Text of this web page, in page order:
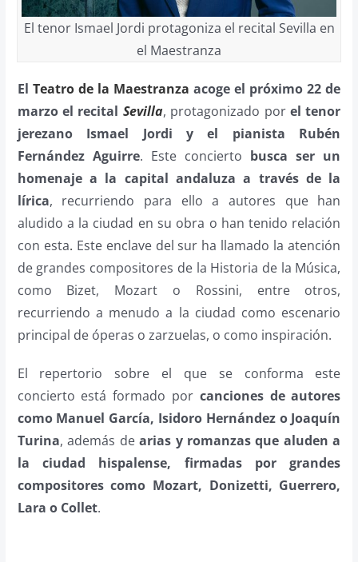
El tenor Ismael Jordi protagoniza el recital Sevilla en
el Maestranza
El Teatro de la Maestranza acoge el próximo 22 de
marzo el recital Sevilla, protagonizado por el tenor
jerezano Ismael Jordi y el pianista Rubén
Fernández Aguirre. Este concierto busca ser un
homenaje a la capital andaluza a través de la
lírica, recurriendo para ello a autores que han
aludido a la ciudad en su obra o han tenido relación
con esta. Este enclave del sur ha llamado la atención
de grandes compositores de la Historia de la Música,
como Bizet, Mozart o Rossini, entre otros,
recurriendo a menudo a la ciudad como escenario
principal de óperas o zarzuelas, o como inspiración.
El repertorio sobre el que se conforma este
concierto está formado por canciones de autores
como Manuel García, Isidoro Hernández o Joaquín
Turina, además dearias y romanzas que aluden a
la ciudad hispalense, firmadas por grandes
compositores como Mozart, Donizetti, Guerrero,
Lara o Collet.